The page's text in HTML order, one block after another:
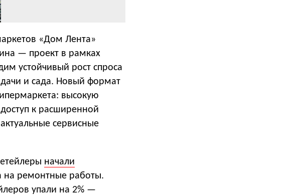
«Дом Лента»
— проект в рамках
устойчивый рост спроса
и сада. Новый формат
высокую
к расширенной
сервисные
начали
на ремонтные работы.
упали на 2% —